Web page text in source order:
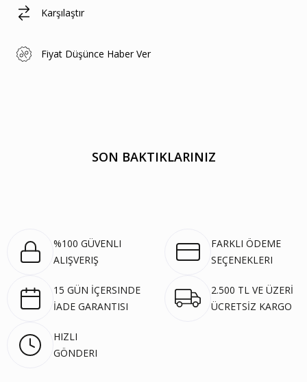
Karşılaştır
Fiyat Düşünce Haber Ver
SON BAKTIKLARINIZ
%100 GÜVENLI
ALIŞVERIŞ
FARKLI ÖDEME
SEÇENEKLERI
15 GÜN İÇERSINDE
İADE GARANTISI
2.500 TL VE ÜZERİ
ÜCRETSİZ KARGO
HIZLI
GÖNDERI